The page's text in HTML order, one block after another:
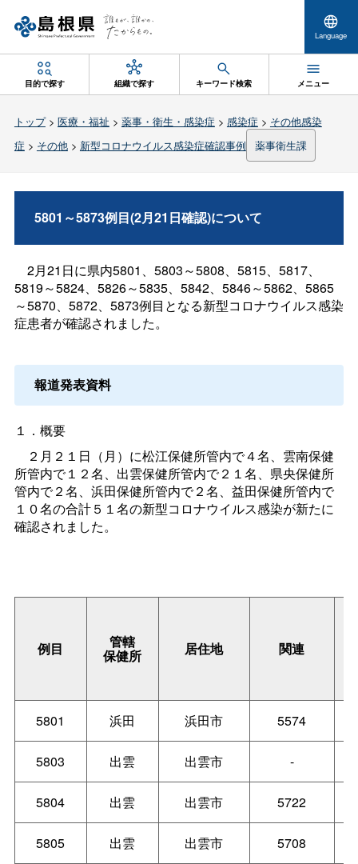
Language
目的で探す 組織で探す キーワード検索 メニュー
トップ> 医療・福祉 > 薬事・衛生・感染症 > 感染症 > その他感染
症 > その他> 新型コロナウイルス感染症確認事例 薬事衛生課
5801～5873例目(2月21日確認)について
2月21日に県内5801、5803～5808、5815、5817、
5819～5824、5826～5835、5842、5846～5862、5865
～5870、5872、5873例目となる新型コロナウイルス感染
症患者が確認されました。
報道発表資料
１．概要
２月２１日（月）に松江保健所管内で４名、雲南保健
所管内で１２名、出雲保健所管内で２１名、県央保健所
管内で２名、浜田保健所管内で２名、益田保健所管内で
１０名の合計５１名の新型コロナウイルス感染が新たに
確認されました。
例目 管轄
保健所 居住地 関連
5801 浜田 浜田市 5574
5803 出雲 出雲市 -
5804 出雲 出雲市 5722
5805 出雲 出雲市 5708